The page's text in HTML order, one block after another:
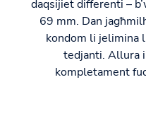
daqsijiet differenti –
69 mm. Dan
kondom li jelimina
tedjanti. Allura
kompletament